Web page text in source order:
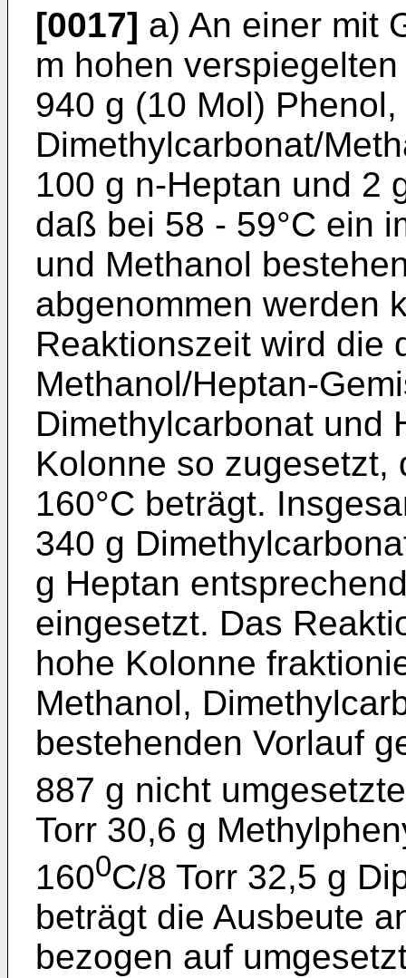
[0017] a) An einer mit
m hohen
940 g (10 Mol)
Dimethylcarbonat/
100 g n-Heptan und 2
daß bei 58 - 59°C ein
und Methanol
abgenommen werden
Reaktionszeit wird die
Methanol/Heptan-
Dimethylcarbonat und
Kolonne so zugesetzt,
160°C beträgt.
340 g
g Heptan
eingesetzt. Das
hohe Kolonne
Methanol,
bestehenden Vorlauf
887 g nicht
Torr 30,6 g
1600C/8 Torr 32,5 g
beträgt die Ausbeute
bezogen auf